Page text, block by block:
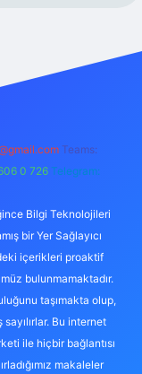
Teams:
0 726 Telegram:
Bilgi Teknolojileri
bir Yer Sağlayıcı
içerikleri proaktif
bulunmamaktadır.
taşımakta olup,
Bu internet
ile hiçbir bağlantısı
makaleler